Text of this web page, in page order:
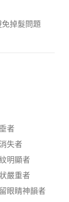
掉髮問題
者
失者
明顯者
嚴重者
眼睛神韻者